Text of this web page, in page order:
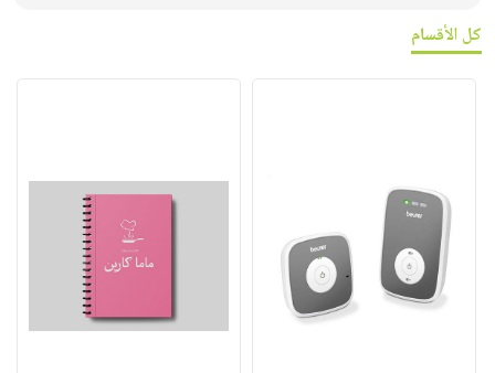
كل الأقسام